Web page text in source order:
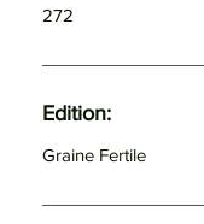
272
Edition:
Graine Fertile